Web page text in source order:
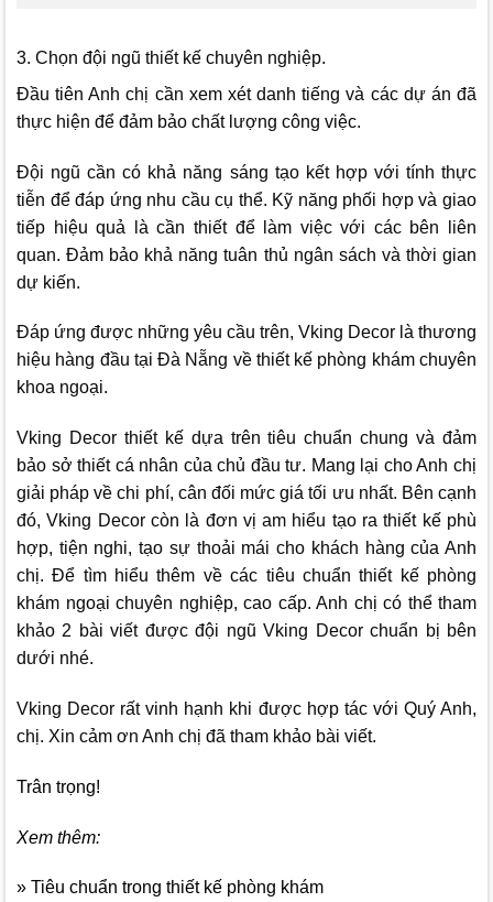
3. Chọn đội ngũ thiết kế chuyên nghiệp.
Đầu tiên Anh chị cần xem xét danh tiếng và các dự án đã
thực hiện để đảm bảo chất lượng công việc.
Đội ngũ cần có khả năng sáng tạo kết hợp với tính thực
tiễn để đáp ứng nhu cầu cụ thể. Kỹ năng phối hợp và giao
tiếp hiệu quả là cần thiết để làm việc với các bên liên
quan. Đảm bảo khả năng tuân thủ ngân sách và thời gian
dự kiến.
Đáp ứng được những yêu cầu trên, Vking Decor là thương
hiệu hàng đầu tại Đà Nẵng về thiết kế phòng khám chuyên
khoa ngoại.
Vking Decor thiết kế dựa trên tiêu chuẩn chung và đảm
bảo sở thiết cá nhân của chủ đầu tư. Mang lại cho Anh chị
giải pháp về chi phí, cân đối mức giá tối ưu nhất. Bên cạnh
đó,Vking Decor còn là đơn vị am hiểu tạo ra thiết kế phù
hợp, tiện nghi, tạo sự thoải mái cho khách hàng của Anh
chị.Để tìm hiểu thêm về các tiêu chuẩn thiết kế phòng
khám ngoại chuyên nghiệp, cao cấp. Anh chị có thể tham
khảo 2 bài viết được đội ngũVking Decorchuẩn bị bên
dưới nhé.
Vking Decor rất vinh hạnh khi được hợp tác với Quý Anh,
chị. Xin cảm ơn Anh chị đã tham khảo bài viết.
Trân trọng!
Xem thêm:
» Tiêu chuẩn trong thiết kế phòng khám